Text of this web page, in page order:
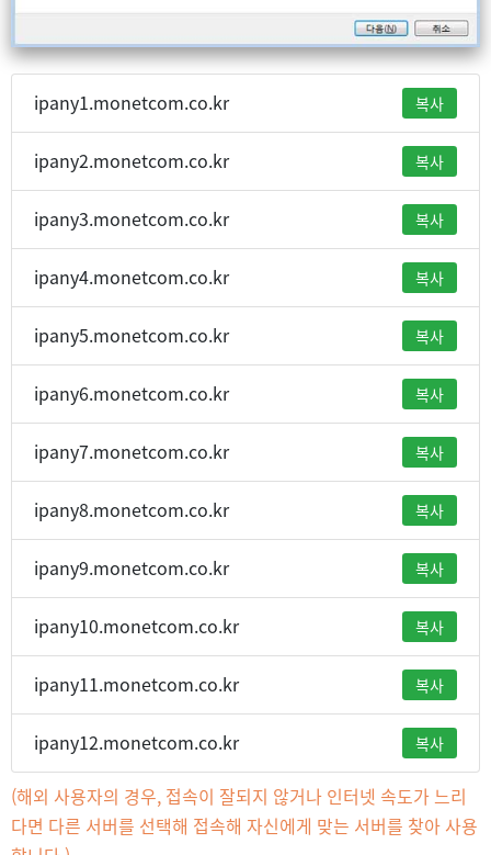
ipany1.monetcom.co.kr 복사
ipany2.monetcom.co.kr 복사
ipany3.monetcom.co.kr 복사
ipany4.monetcom.co.kr 복사
ipany5.monetcom.co.kr 복사
ipany6.monetcom.co.kr 복사
ipany7.monetcom.co.kr 복사
ipany8.monetcom.co.kr 복사
ipany9.monetcom.co.kr 복사
ipany10.monetcom.co.kr 복사
ipany11.monetcom.co.kr 복사
ipany12.monetcom.co.kr 복사
(해외 사용자의 경우, 접속이 잘되지 않거나 인터넷 속도가 느리
다면 다른 서버를 선택해 접속해 자신에게 맞는 서버를 찾아 사용